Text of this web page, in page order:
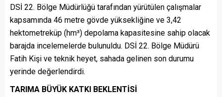
DSİ 22. Bölge Müdürlüğü tarafından yürütülen çalışmalar
kapsamında 46 metre gövde yüksekliğine ve 3,42
hektometreküp (hm³) depolama kapasitesine sahip olacak
barajda incelemelerde bulunuldu. DSİ 22. Bölge Müdürü
Fatih Kişi ve teknik heyet, sahada gelinen son durumu
yerinde değerlendirdi.
TARIMA BÜYÜK KATKI BEKLENTİSİ